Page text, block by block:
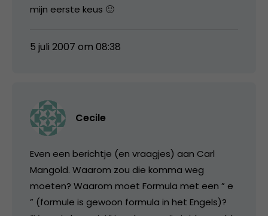
mijn eerste keus 🙂
5 juli 2007 om 08:38
Cecile
Even een berichtje (en vraagjes) aan Carl
Mangold. Waarom zou die komma weg
moeten? Waarom moet Formula met een ” e
” (formule is gewoon formula in het Engels)?